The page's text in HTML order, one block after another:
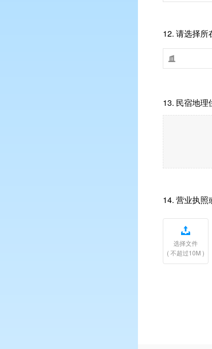
12. 请选择所

13. 民宿地理
14. 营业执照

选择文件
( 不超过10M )